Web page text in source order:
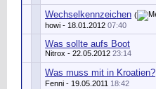
Wechselkennzeichen (
howi - 18.01.2012 07:40
Was sollte aufs Boot
Nitrox - 22.05.2012 23:14
Was muss mit in Kroatien?
Fenni - 19.05.2011 18:42